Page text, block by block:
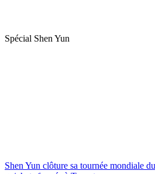
Spécial Shen Yun
Shen Yun clôture sa tournée mondiale